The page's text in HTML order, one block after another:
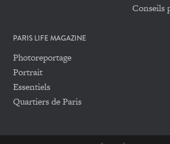
Conseils
PARIS LIFE MAGAZINE
Photoreportage
Portrait
Essentiels
Quartiers de Paris